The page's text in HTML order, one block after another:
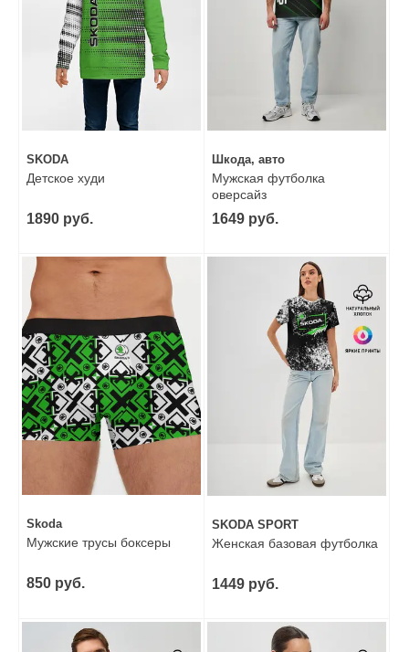
SKODA
Детское худи
1890 руб.
Шкода, авто
Мужская футболка
оверсайз
1649 руб.
Skoda
Мужские трусы боксеры
850 руб.
SKODA SPORT
Женская базовая футболка
1449 руб.